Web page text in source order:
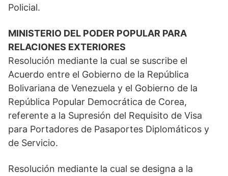
Policial.
MINISTERIO DEL PODER POPULAR PARA
RELACIONES EXTERIORES
Resolución mediante la cual se suscribe el
Acuerdo entre el Gobierno de la República
Bolivariana de Venezuela y el Gobierno de la
República Popular Democrática de Corea,
referente a la Supresión del Requisito de Visa
para Portadores de Pasaportes Diplomáticos y
de Servicio.
Resolución mediante la cual se designa a la